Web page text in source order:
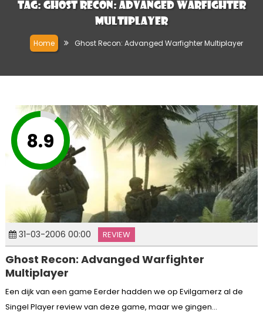
Tag: Ghost Recon: Advanged Warfighter
Multiplayer
Home Ghost Recon: Advanged Warfighter Multiplayer
8.9
31-03-2006 00:00 REVIEW
Ghost Recon: Advanged Warfighter
Multiplayer
Een dijk van een game Eerder hadden we op Evilgamerz al de
Singel Player review van deze game, maar we gingen...